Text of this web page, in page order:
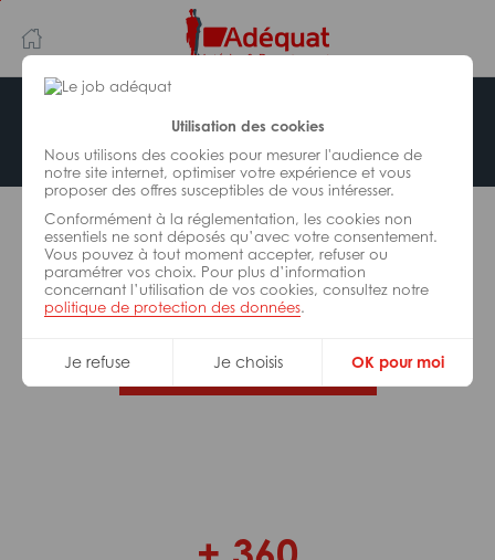
Utilisation des cookies
Nous utilisons des cookies pour mesurer l'audience de
notre site internet, optimiser votre expérience et vous
proposer des offres susceptibles de vous intéresser.
Conformément à la réglementation, les cookies non
essentiels ne sont déposés qu’avec votre consentement.
Vous pouvez à tout moment accepter, refuser ou
paramétrer vos choix. Pour plus d’information
concernant l’utilisation de vos cookies, consultez notre
politique de protection des données.
Je refuse Je choisis OK pour moi
au
contenu
principal
navigation
Offre indisponible
L’offre d’emploi que vous tentez de consulter n’est
plus disponible.
De nombreuses autres missions peuvent vous
correspondre, consultez toutes nos offres.
Trouvez votre job Adéquat !